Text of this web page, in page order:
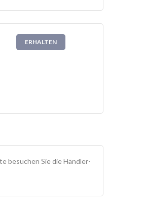
ERHALTEN
besuchen Sie die Händler-